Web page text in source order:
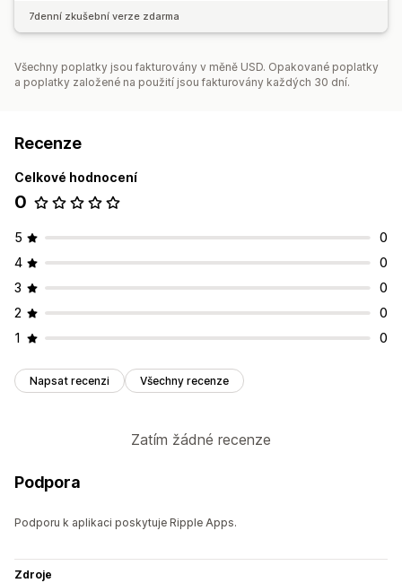
7denní zkušební verze zdarma
Všechny poplatky jsou fakturovány v měně USD. Opakované poplatky
a poplatky založené na použití jsou fakturovány každých 30 dní.
Recenze
Celkové hodnocení
0
5
0
4
0
3
0
2
0
1
0
Napsat recenzi Všechny recenze
Zatím žádné recenze
Podpora
Podporu k aplikaci poskytuje Ripple Apps.
Zdroje